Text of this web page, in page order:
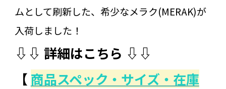
ムとして刷新した、希少なメラク(MERAK)が
入荷しました！
⇩⇩ 詳細はこちら ⇩⇩
【 商品スペック・サイズ・在庫